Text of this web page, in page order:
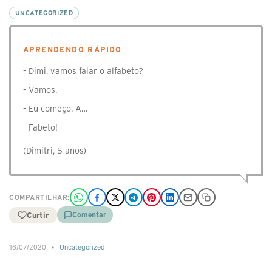
UNCATEGORIZED
APRENDENDO RÁPIDO
- Dimi, vamos falar o alfabeto?
- Vamos.
- Eu começo. A…
- Fabeto!
(Dimitri, 5 anos)
COMPARTILHAR:
Curtir Comentar
16/07/2020 • Uncategorized